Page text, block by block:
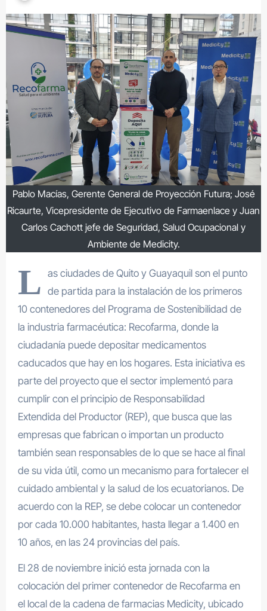
Pablo Macías, Gerente General de Proyección Futura; José
Ricaurte, Vicepresidente de Ejecutivo de Farmaenlace y Juan
Carlos Cachott jefe de Seguridad, Salud Ocupacional y
Ambiente de Medicity.
L as ciudades de Quito y Guayaquil son el punto
de partida para la instalación de los primeros
10 contenedores del Programa de Sostenibilidad de
la industria farmacéutica: Recofarma, donde la
ciudadanía puede depositar medicamentos
caducados que hay en los hogares. Esta iniciativa es
parte del proyecto que el sector implementó para
cumplir con el principio de Responsabilidad
Extendida del Productor (REP), que busca que las
empresas que fabrican o importan un producto
también sean responsables de lo que se hace al final
de su vida útil, como un mecanismo para fortalecer el
cuidado ambiental y la salud de los ecuatorianos. De
acuerdo con la REP, se debe colocar un contenedor
por cada 10.000 habitantes, hasta llegar a 1.400 en
10 años, en las 24 provincias del país.
El 28 de noviembre inició esta jornada con la
colocación del primer contenedor de Recofarma en
el local de la cadena de farmacias Medicity, ubicado